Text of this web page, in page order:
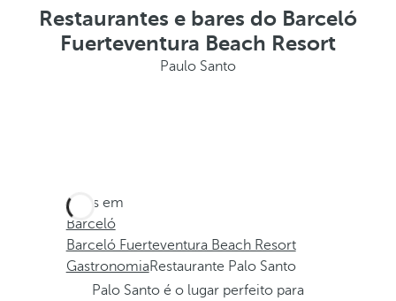
Restaurantes e bares do Barceló
Fuerteventura Beach Resort
Paulo Santo
Estes em
Barceló
Barceló Fuerteventura Beach Resort
GastronomiaRestaurante Palo Santo
Palo Santo é o lugar perfeito para